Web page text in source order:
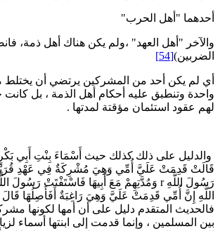
"أهل الحرب"
"أهل العهد" ،ولم يكن هناك أهل ذمة،
[54]
عقود استئمان مؤقتة لمدتها .
على ذلك كذلك حيث أَسْمَاءَ بِنْتِ أَبِي بَكْرٍ
قَدِمَتْ عَلَيَّ أُمِّي وَهِيَ مُشْرِكَةٌ فِي عَهْدِ قُرَيْشٍ
إِنَّ أُمِّي قَدِمَتْ عَلَيَّ وَهِيَ رَاغِبَةٌ أَفَأَصِلُهَا قَالَ
المتقدم دليل على أن أمها لكونها
المسلمين ، وإنما قدمت إلى ابنتها أسماء